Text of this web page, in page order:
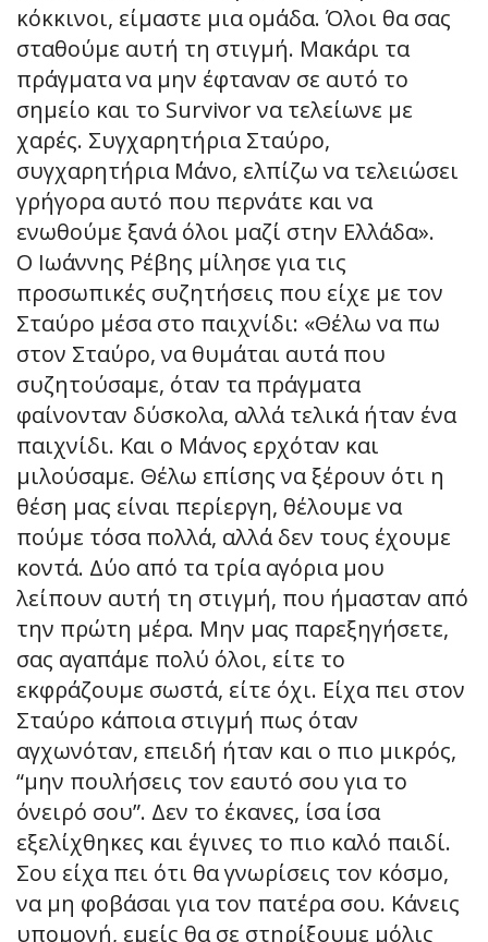
κόκκινοι, είμαστε μια ομάδα. Όλοι θα σας
σταθούμε αυτή τη στιγμή. Μακάρι τα
πράγματα να μην έφταναν σε αυτό το
σημείο και το Survivor να τελείωνε με
χαρές. Συγχαρητήρια Σταύρο,
συγχαρητήρια Μάνο, ελπίζω να τελειώσει
γρήγορα αυτό που περνάτε και να
ενωθούμε ξανά όλοι μαζί στην Ελλάδα».
Ο Ιωάννης Ρέβης μίλησε για τις
προσωπικές συζητήσεις που είχε με τον
Σταύρο μέσα στο παιχνίδι: «Θέλω να πω
στον Σταύρο, να θυμάται αυτά που
συζητούσαμε, όταν τα πράγματα
φαίνονταν δύσκολα, αλλά τελικά ήταν ένα
παιχνίδι. Και ο Μάνος ερχόταν και
μιλούσαμε. Θέλω επίσης να ξέρουν ότι η
θέση μας είναι περίεργη, θέλουμε να
πούμε τόσα πολλά, αλλά δεν τους έχουμε
κοντά. Δύο από τα τρία αγόρια μου
λείπουν αυτή τη στιγμή, που ήμασταν από
την πρώτη μέρα. Μην μας παρεξηγήσετε,
σας αγαπάμε πολύ όλοι, είτε το
εκφράζουμε σωστά, είτε όχι. Είχα πει στον
Σταύρο κάποια στιγμή πως όταν
αγχωνόταν, επειδή ήταν και ο πιο μικρός,
“μην πουλήσεις τον εαυτό σου για το
όνειρό σου”. Δεν το έκανες, ίσα ίσα
εξελίχθηκες και έγινες το πιο καλό παιδί.
Σου είχα πει ότι θα γνωρίσεις τον κόσμο,
να μη φοβάσαι για τον πατέρα σου. Κάνεις
υπομονή, εμείς θα σε στηρίξουμε μόλις